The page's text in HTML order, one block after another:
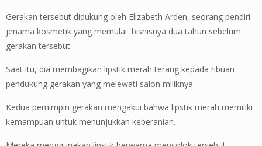
Gerakan tersebut didukung oleh Elizabeth Arden, seorang pendiri
jenama kosmetik yang memulai bisnisnya dua tahun sebelum
gerakan tersebut.
Saat itu, dia membagikan lipstik merah terang kepada ribuan
pendukung gerakan yang melewati salon miliknya.
Kedua pemimpin gerakan mengakui bahwa lipstik merah memiliki
kemampuan untuk menunjukkan keberanian.